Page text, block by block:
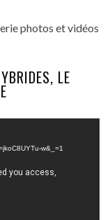
photos et vidéos
LE
w&_=1